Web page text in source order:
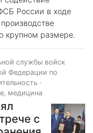
России в ходе
крупном размере.
службы войск
Федерации по
·
медицина
с